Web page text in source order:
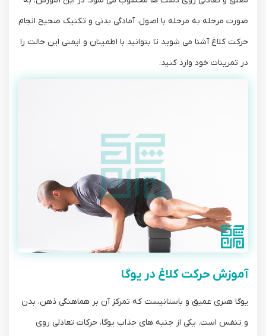
صورت مرحله‌ به‌ مرحله با اصول، آمادگی بدنی و تکنیک صحیح انجام
حرکت کلاغ آشنا می ‌شوید تا بتوانید با اطمینان و ایمنی این حالت را
در تمرینات خود وارد کنید.
آموزش حرکت کلاغ در یوگا
یوگا هنری عمیق و باستانیست که تمرکز آن بر هماهنگی ذهن، بدن
و تنفس است. یکی از جنبه‌ های جذاب یوگا، حرکات تعادلی روی